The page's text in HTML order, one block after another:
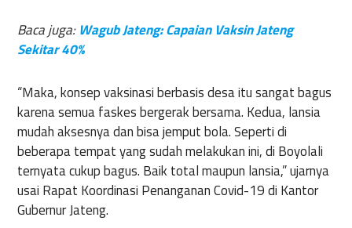
Baca juga:Wagub Jateng: Capaian Vaksin Jateng
Sekitar 40%
“Maka, konsep vaksinasi berbasis desa itu sangat bagus
karena semua faskes bergerak bersama. Kedua, lansia
mudah aksesnya dan bisa jemput bola. Seperti di
beberapa tempat yang sudah melakukan ini, di Boyolali
ternyata cukup bagus. Baik total maupun lansia,” ujarnya
usai Rapat Koordinasi Penanganan Covid-19 di Kantor
Gubernur Jateng.